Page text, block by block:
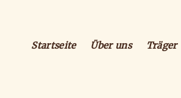
Startseite Über uns Träger